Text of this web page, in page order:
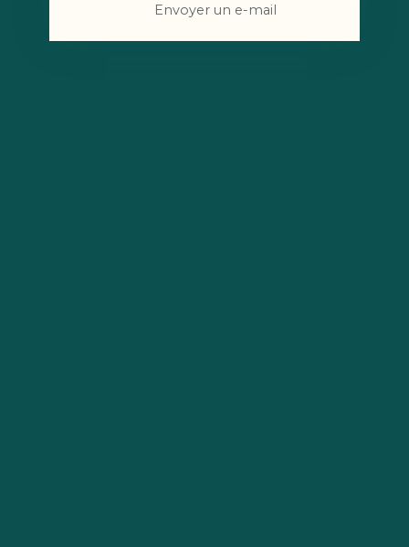
Envoyer un e-mail